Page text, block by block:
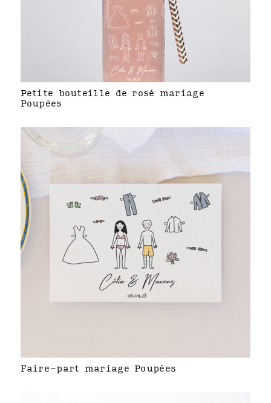
Petite bouteille de rosé mariage
Poupées
Faire-part mariage Poupées